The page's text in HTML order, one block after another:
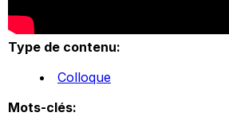
Type de contenu:
Colloque
Mots-clés: